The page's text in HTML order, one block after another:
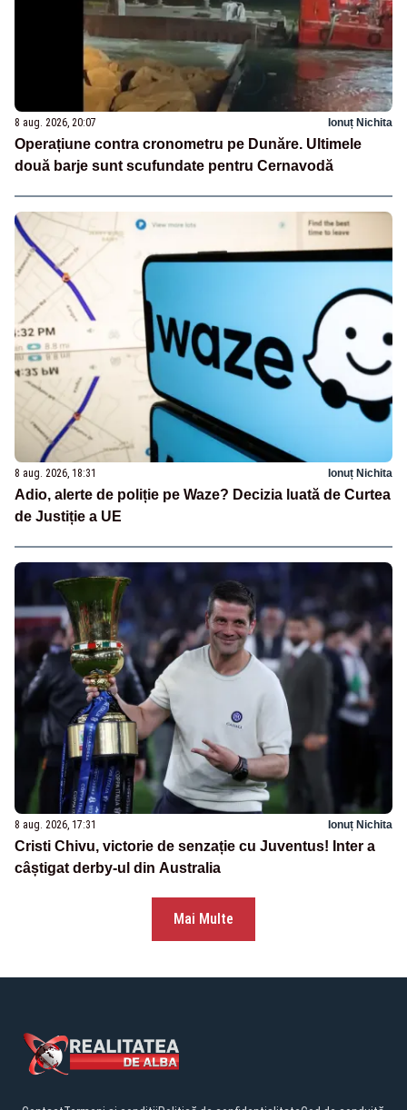
8 aug. 2026, 20:07 Ionuț Nichita
Operațiune contra cronometru pe Dunăre. Ultimele
două barje sunt scufundate pentru Cernavodă
8 aug. 2026, 18:31 Ionuț Nichita
Adio, alerte de poliție pe Waze? Decizia luată de Curtea
de Justiție a UE
8 aug. 2026, 17:31 Ionuț Nichita
Cristi Chivu, victorie de senzație cu Juventus! Inter a
câștigat derby-ul din Australia
Mai Multe